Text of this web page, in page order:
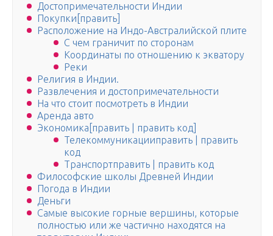
Достопримечательности Индии
Покупки[править]
Расположение на Индо-Австралийской плите
С чем граничит по сторонам
Координаты по отношению к экватору
Реки
Религия в Индии.
Развлечения и достопримечательности
На что стоит посмотреть в Индии
Аренда авто
Экономика[править | править код]
Телекоммуникацииправить | править
код
Транспортправить | править код
Философские школы Древней Индии
Погода в Индии
Деньги
Самые высокие горные вершины, которые
полностью или же частично находятся на